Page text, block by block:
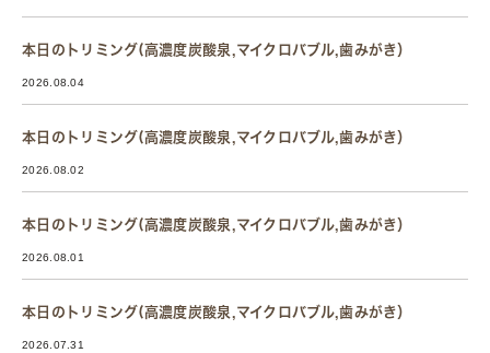
本日のトリミング(高濃度炭酸泉,マイクロバブル,歯みがき）
2026.08.04
本日のトリミング(高濃度炭酸泉,マイクロバブル,歯みがき）
2026.08.02
本日のトリミング(高濃度炭酸泉,マイクロバブル,歯みがき）
2026.08.01
本日のトリミング(高濃度炭酸泉,マイクロバブル,歯みがき）
2026.07.31